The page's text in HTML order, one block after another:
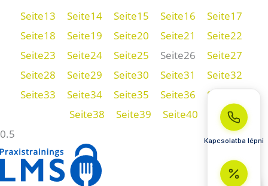
Seite13 Seite14 Seite15 Seite16 Seite17
Seite18 Seite19 Seite20 Seite21 Seite22
Seite23 Seite24 Seite25 Seite26 Seite27
Seite28 Seite29 Seite30 Seite31 Seite32
Seite33 Seite34 Seite35 Seite36 Seite
Seite38 Seite39 Seite40
Kapcsolatba lépni